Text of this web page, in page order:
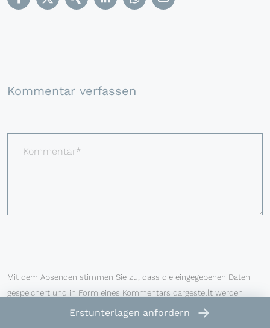
Kommentar verfassen
Mit dem Absenden stimmen Sie zu, dass die eingegebenen Daten
gespeichert und in Form eines Kommentars dargestellt werden
Erstunterlagen anfordern